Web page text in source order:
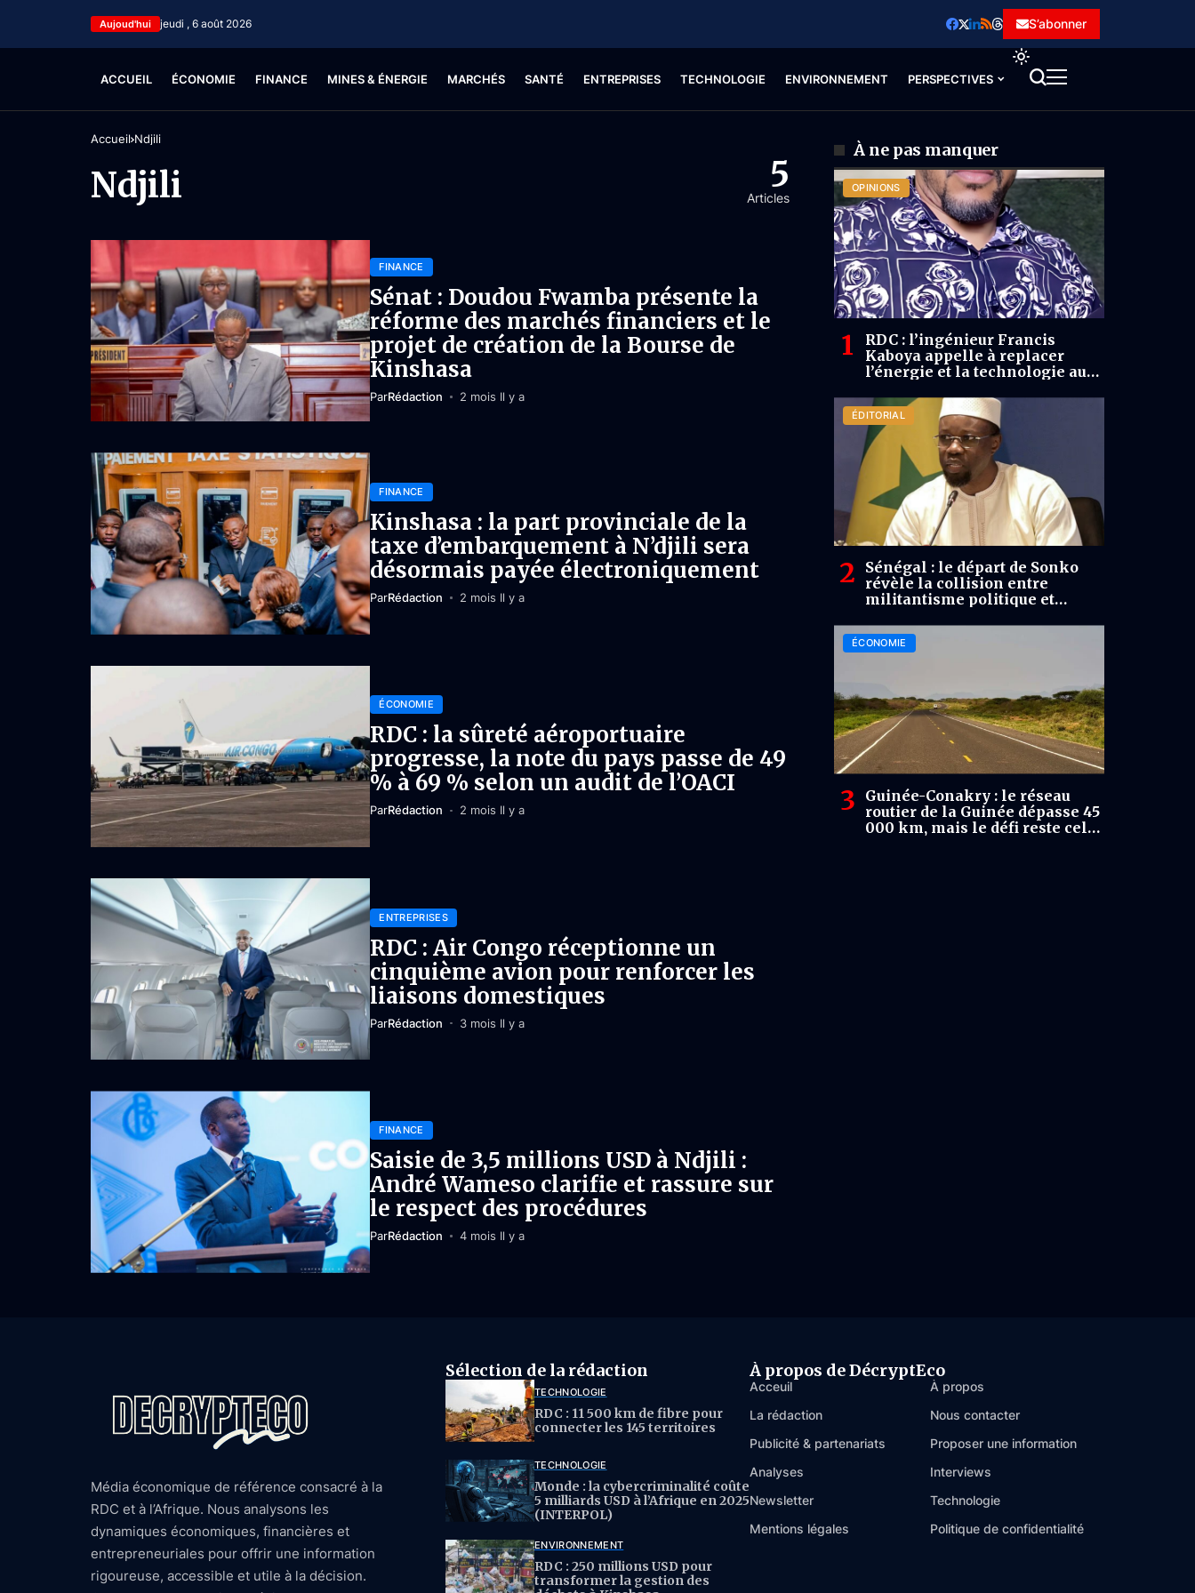
Aujoud'hui jeudi , 6 août 2026 S’abonner
ACCUEIL ÉCONOMIE FINANCE MINES & ÉNERGIE MARCHÉS SANTÉ ENTREPRISES TECHNOLOGIE ENVIRONNEMENT PERSPECTIVES
Accueil Ndjili
Ndjili 5
Articles
FINANCE
Sénat : Doudou Fwamba présente la
réforme des marchés financiers et le
projet de création de la Bourse de
Kinshasa
ParRédaction 2 mois Il y a
FINANCE
Kinshasa : la part provinciale de la
taxe d’embarquement à N’djili sera
désormais payée électroniquement
ParRédaction 2 mois Il y a
ÉCONOMIE
RDC : la sûreté aéroportuaire
progresse, la note du pays passe de 49
% à 69 % selon un audit de l’OACI
ParRédaction 2 mois Il y a
ENTREPRISES
RDC : Air Congo réceptionne un
cinquième avion pour renforcer les
liaisons domestiques
ParRédaction 3 mois Il y a
FINANCE
Saisie de 3,5 millions USD à Ndjili :
André Wameso clarifie et rassure sur
le respect des procédures
ParRédaction 4 mois Il y a
À ne pas manquer
OPINIONS
RDC : l’ingénieur Francis
Kaboya appelle à replacer
l’énergie et la technologie au
ÉDITORIAL
Sénégal : le départ de Sonko
révèle la collision entre
militantisme politique et
ÉCONOMIE
Guinée-Conakry : le réseau
routier de la Guinée dépasse 45
000 km, mais le défi reste celui
Média économique de référence consacré à la
RDC et à l’Afrique. Nous analysons les
dynamiques économiques, financières et
entrepreneuriales pour offrir une information
rigoureuse, accessible et utile à la décision.
Sélection de la rédaction
TECHNOLOGIE
RDC : 11 500 km de fibre pour
connecter les 145 territoires
TECHNOLOGIE
Monde : la cybercriminalité coûte
5 milliards USD à l’Afrique en 2025
(INTERPOL)
ENVIRONNEMENT
RDC : 250 millions USD pour
transformer la gestion des
À propos de DécryptEco
Acceuil
À propos
La rédaction
Nous contacter
Publicité & partenariats
Proposer une information
Analyses
Interviews
Newsletter
Technologie
Mentions légales
Politique de confidentialité